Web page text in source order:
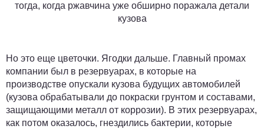
тогда, когда ржавчина уже обширно поражала детали
кузова
Но это еще цветочки. Ягодки дальше. Главный промах
компании был в резервуарах, в которые на
производстве опускали кузова будущих автомобилей
(кузова обрабатывали до покраски грунтом и составами,
защищающими металл от коррозии). В этих резервуарах,
как потом оказалось, гнездились бактерии, которые